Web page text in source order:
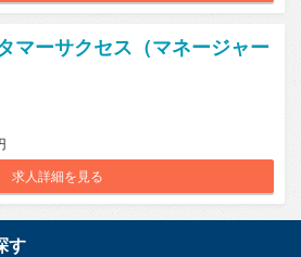
マーサクセス（マネージャー
求人詳細を見る
す